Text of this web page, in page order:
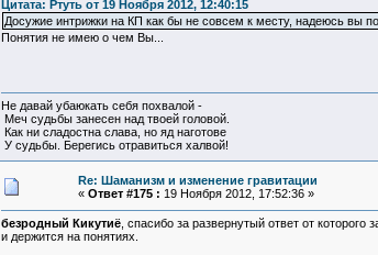
Цитата: Ртуть от 19 Ноября 2012, 12:40:15
Досужие интрижки на КП как бы не совсем к месту, надеюсь вы
Понятия не имею о чем Вы...
Не давай убаюкать себя похвалой -
Меч судьбы занесен над твоей головой.
Как ни сладостна слава, но яд наготове
У судьбы. Берегись отравиться халвой!
Re: Шаманизм и изменение гравитации
« Ответ #175 : 19 Ноября 2012, 17:52:36 »
безродный Кикутиё, спасибо за развернутый ответ от
и держится на понятиях.